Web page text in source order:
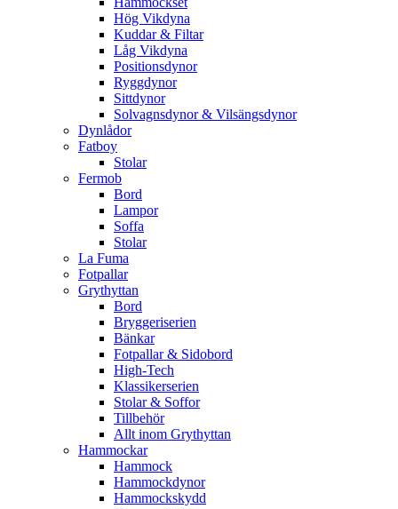
Hög Vikdyna
Kuddar & Filtar
Låg Vikdyna
Positionsdynor
Ryggdynor
Sittdynor
Solvagnsdynor & Vilsängsdynor
Dynlådor
Fatboy
Stolar
Fermob
Bord
Lampor
Soffa
Stolar
La Fuma
Fotpallar
Grythyttan
Bord
Bryggeriserien
Bänkar
Fotpallar & Sidobord
High-Tech
Klassikerserien
Stolar & Soffor
Tillbehör
Allt inom Grythyttan
Hammockar
Hammock
Hammockdynor
Hammockskydd